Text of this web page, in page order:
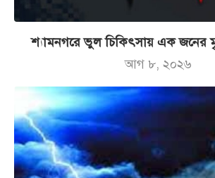
শ্যামনগরে ভুল চিকিৎসায় এক জনের
আগ ৮, ২০২৬